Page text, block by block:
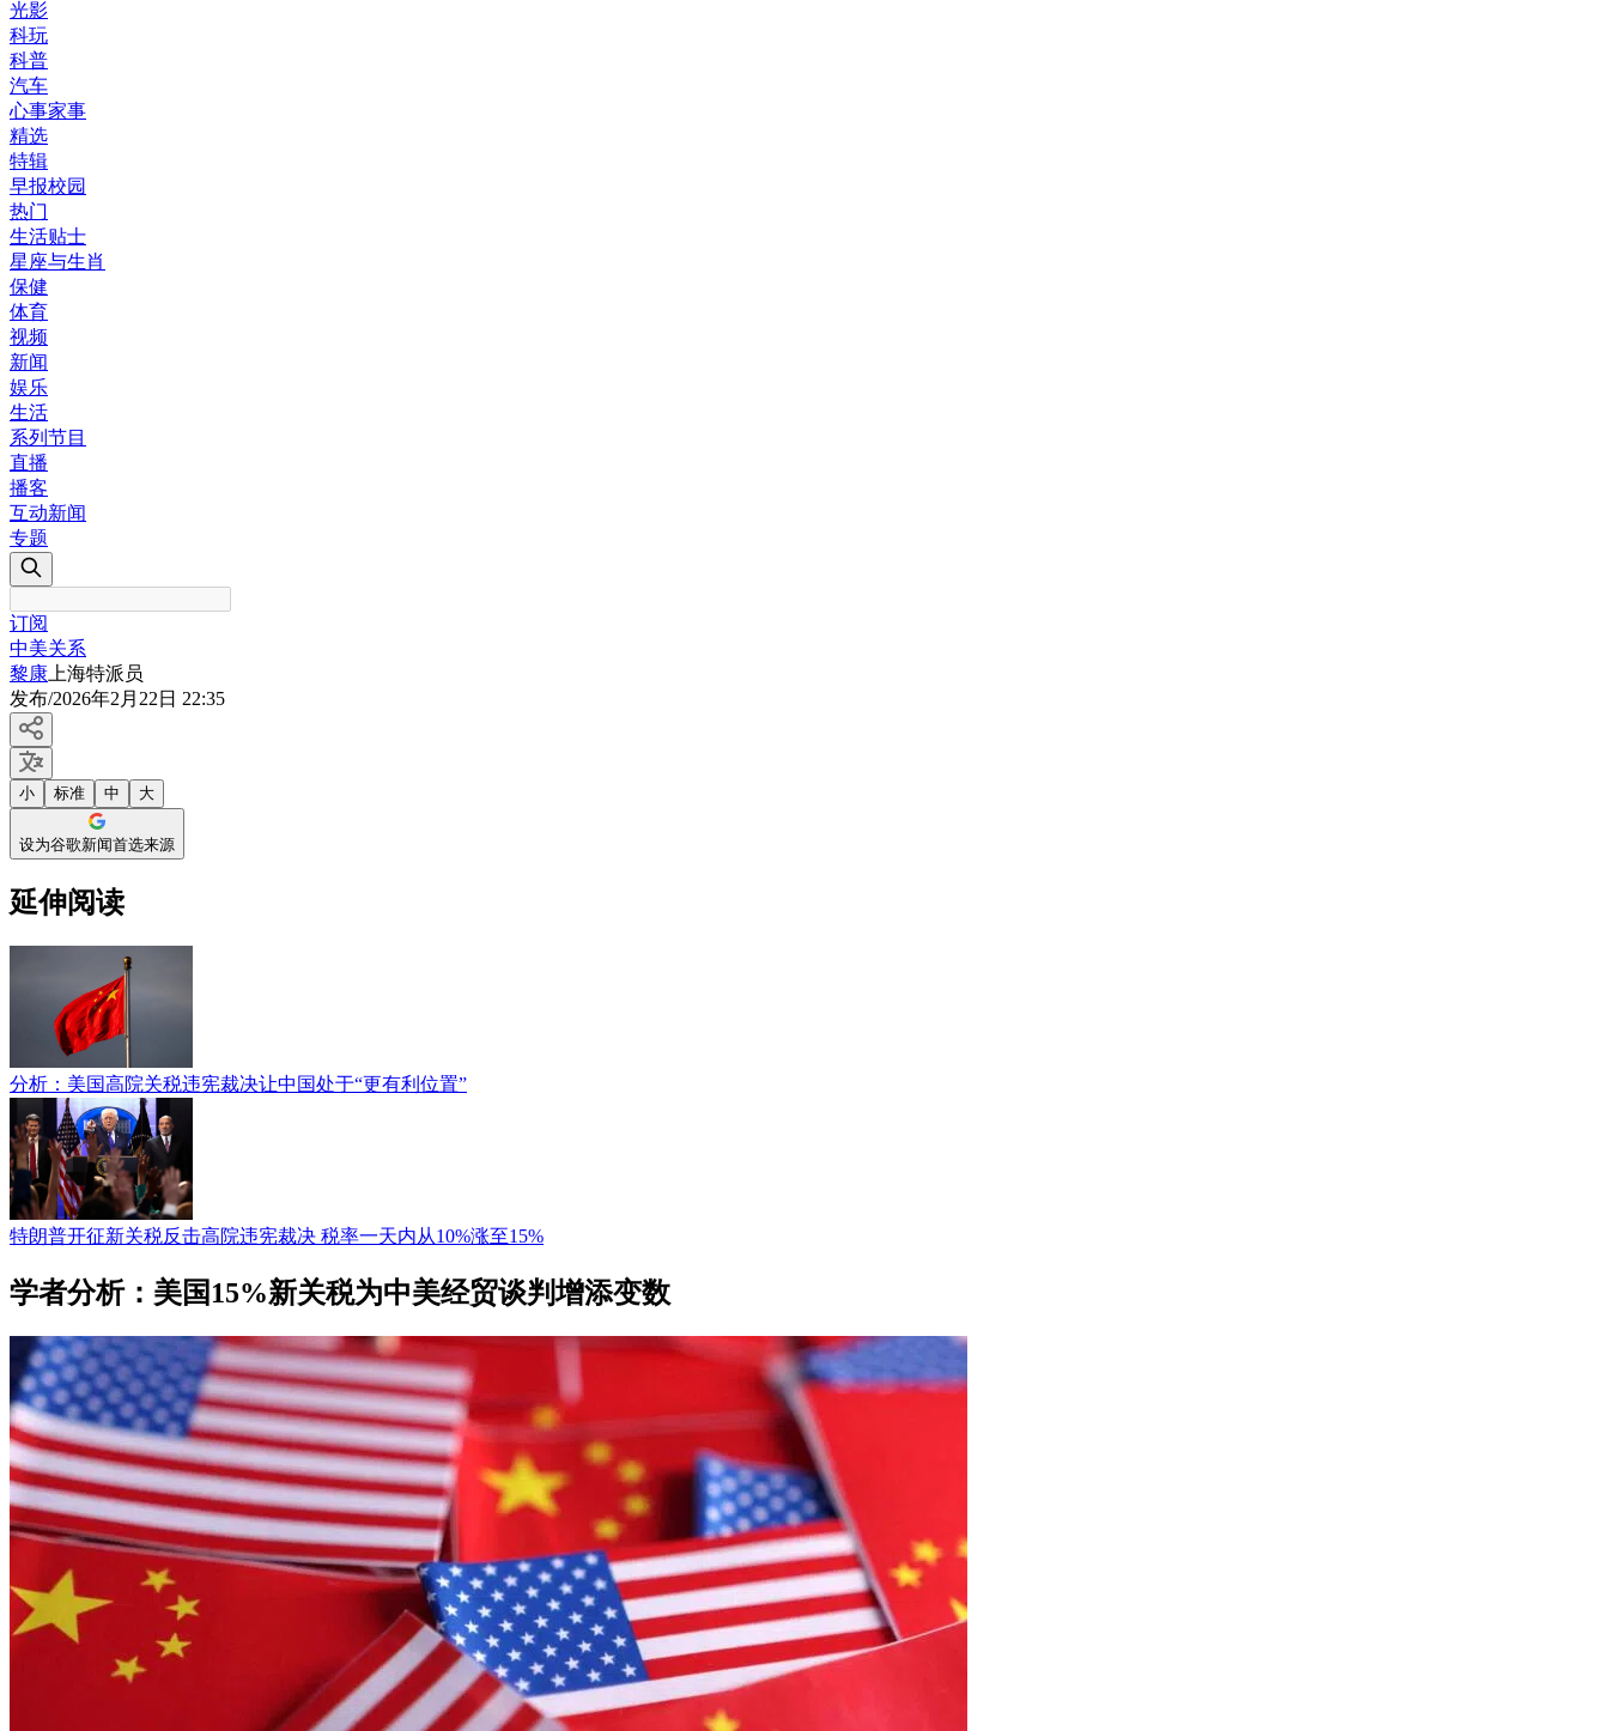
光影
科玩
科普
汽车
心事家事
精选
特辑
早报校园
热门
生活贴士
星座与生肖
保健
体育
视频
新闻
娱乐
生活
系列节目
直播
播客
互动新闻
专题
订阅
中美关系
黎康 上海特派员
发布/2026年2月22日 22:35
小 标准 中 大
设为谷歌新闻首选来源
延伸阅读
分析：美国高院关税违宪裁决让中国处于“更有利位置”
特朗普开征新关税反击高院违宪裁决 税率一天内从10%涨至15%
学者分析：美国15%新关税为中美经贸谈判增添变数